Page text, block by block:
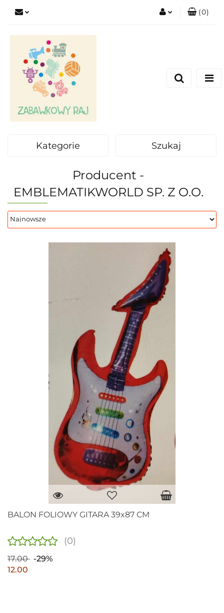
(0)
Kategorie Szukaj
Producent -
EMBLEMATIKWORLD SP. Z O.O.
BALON FOLIOWY GITARA 39x87 CM
(0)
17.00
-29%
12.00